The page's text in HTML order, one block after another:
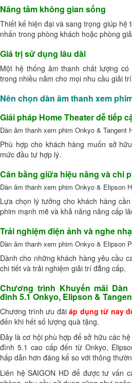
Nâng tầm không gian sống
Thiết kế hiện đại và sang trọng giúp hệ
nhấn trong phòng khách hoặc phòng
Giá trị sử dụng lâu dài
Một hệ thống âm thanh chất lượng
trong nhiều năm cho mọi nhu cầu giải
Nên chọn dàn âm thanh xem
Giải pháp Home Theater dễ tiếp
Dàn âm thanh xem phim Onkyo & Tangent
Phù hợp cho khách hàng muốn sở
mức đầu tư hợp lý.
Cân bằng giữa hiệu năng và chi
Dàn âm thanh xem phim Onkyo & Elipson
Lựa chọn lý tưởng cho khách hàng
phim mạnh mẽ và khả năng nâng cấp
Trải nghiệm điện ảnh và nghe
Dàn âm thanh xem phim Onkyo & Elipson
Dành cho những khách hàng yêu cầu
chi tiết và trải nghiệm giải trí đẳng cấp.
Chương trình Khuyến mãi
đình 5.1 Onkyo, Elipson &
Chương trình ưu đãi áp dụng từ nay
đến khi hết số lượng quà tặng.
Đây là cơ hội phù hợp để sở hữu các
đình 5.1 cao cấp đến từ Onkyo,
hấp dẫn hơn đáng kể so với thông
Liên hệ SAIGON HD để được tư vấn